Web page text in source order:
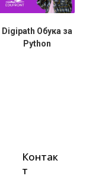
Digipath Обука за
Python
Контак
т